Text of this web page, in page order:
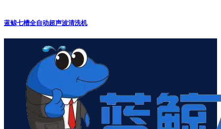
蓝鲸七槽全自动超声波清洗机